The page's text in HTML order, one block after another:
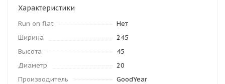
Характеристики
Run on flat
Нет
Ширина
245
Высота
45
Диаметр
20
Производитель
GoodYear